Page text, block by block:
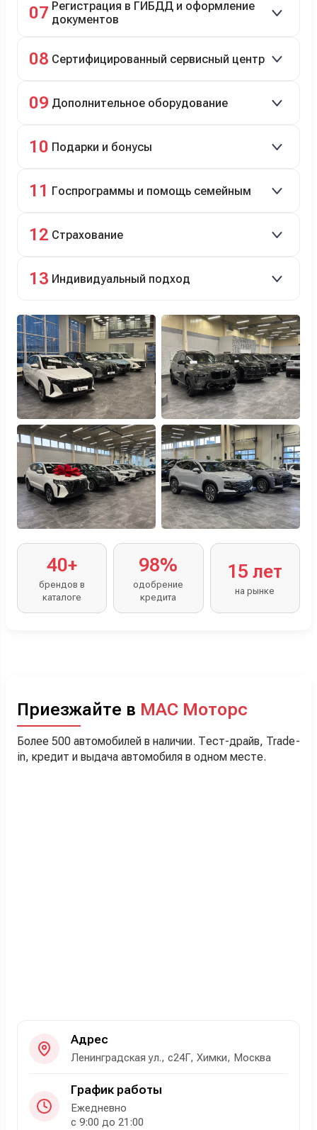
07 Регистрация в ГИБДД и оформление
документов
08 Сертифицированный сервисный центр
технический ремонт.
09 Дополнительное оборудование
10 Подарки и бонусы
программе лояльности.
11 Госпрограммы и помощь семейным
12 Страхование
бонусами для клиентов.
13 Индивидуальный подход
оформлением.
40+
брендов в
каталоге
98%
одобрение
кредита
15 лет
на рынке
Приезжайте в МАС Моторс
Более 500 автомобилей в наличии. Тест-драйв, Trade-
in, кредит и выдача автомобиля в одном месте.
Адрес
Ленинградская ул., с24Г, Химки, Москва
График работы
Ежедневно
с 9:00 до 21:00